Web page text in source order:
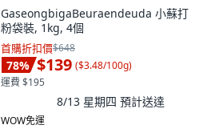
GaseongbigaBeuraendeuda 小蘇打
粉袋裝, 1kg, 4個
首購折扣價$648
78% $139 ($3.48/100g)
運費 $195
8/13 星期四 預計送達
WOW免運